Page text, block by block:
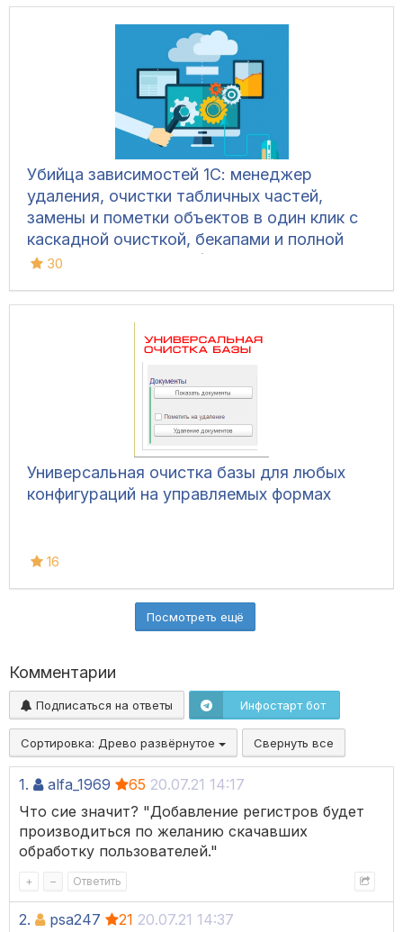
Убийца зависимостей 1С: менеджер
удаления, очистки табличных частей,
замены и пометки объектов в один клик с
каскадной очисткой, бекапами и полной
безопасностью базы (Управляемые формы,
30
Универсальная очистка базы для любых
конфигураций на управляемых формах
16
Посмотреть ещё
Комментарии
Подписаться на ответы Инфостарт бот
Сортировка: Древо развёрнутое Свернуть все
1. alfa_1969 65 20.07.21 14:17
Что сие значит? "Добавление регистров будет
производиться по желанию скачавших
обработку пользователей."
+ – Ответить
2. psa247 21 20.07.21 14:37